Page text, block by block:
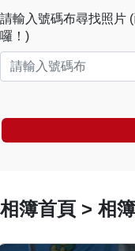
請輸入號碼布尋找照片
囉！)
相簿首頁 > 相